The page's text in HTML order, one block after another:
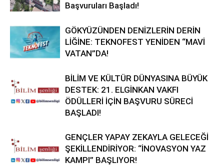
Başvuruları Başladı!
GÖKYÜZÜNDEN DENİZLERİN DERİN
LİĞİNE: TEKNOFEST YENİDEN “MAVİ
VATAN”DA!
BİLİM VE KÜLTÜR DÜNYASINA BÜYÜK
DESTEK: 21. ELGİNKAN VAKFI
ÖDÜLLERİ İÇİN BAŞVURU SÜRECİ
BAŞLADI!
GENÇLER YAPAY ZEKAYLA GELECEĞİ
ŞEKİLLENDİRİYOR: “İNOVASYON YAZ
KAMPI” BAŞLIYOR!